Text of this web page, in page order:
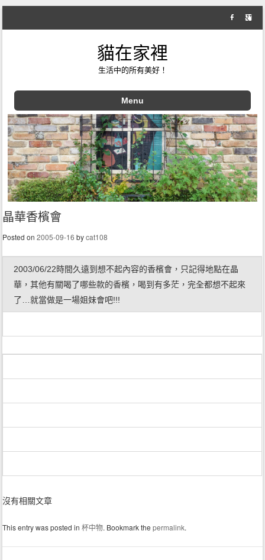
貓在家裡
生活中的所有美好！
Menu
Skip to content
晶華香檳會
Posted on2005-09-16 bycat108
2003/06/22時間久遠到想不起內容的香檳會，只記得地點在晶
華，其他有關喝了哪些款的香檳，喝到有多茫，完全都想不起來
了…就當做是一場姐妹會吧!!!
沒有相關文章
This entry was posted in杯中物. Bookmark thepermalink.